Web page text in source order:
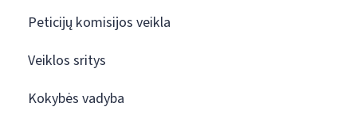
Peticijų komisijos veikla
Veiklos sritys
Kokybės vadyba